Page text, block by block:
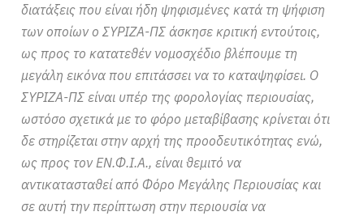
διατάξεις που είναι ήδη ψηφισμένες κατά τη ψήφιση
των οποίων ο ΣΥΡΙΖΑ-ΠΣ άσκησε κριτική εντούτοις,
ως προς το κατατεθέν νομοσχέδιο βλέπουμε τη
μεγάλη εικόνα που επιτάσσει να το καταψηφίσει. Ο
ΣΥΡΙΖΑ-ΠΣ είναι υπέρ της φορολογίας περιουσίας,
ωστόσο σχετικά με το φόρο μεταβίβασης κρίνεται ότι
δε στηρίζεται στην αρχή της προοδευτικότητας ενώ,
ως προς τον ΕΝ.Φ.Ι.Α., είναι θεμιτό να
αντικατασταθεί από Φόρο Μεγάλης Περιουσίας και
σε αυτή την περίπτωση στην περιουσία να